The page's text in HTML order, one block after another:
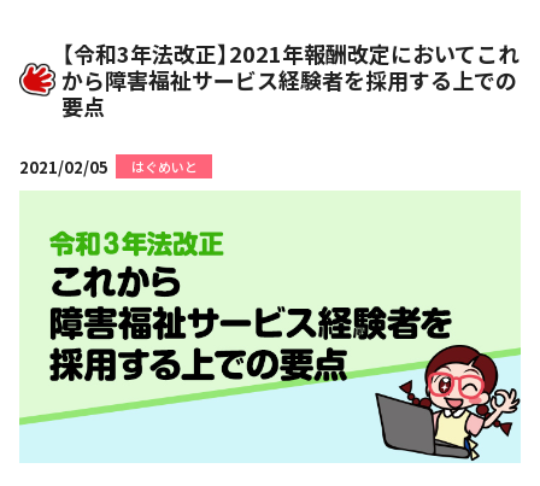
【令和3年法改正】2021年報酬改定においてこれ
から障害福祉サービス経験者を採用する上での
要点
2021/02/05 はぐめいと